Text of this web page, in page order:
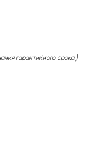
гарантийного срока.)